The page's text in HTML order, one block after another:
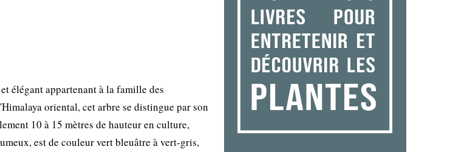
élégant appartenant à la famille des
oriental, cet arbre se distingue par son
10 à 15 mètres de hauteur en culture,
est de couleur vert bleuâtre à vert-gris,